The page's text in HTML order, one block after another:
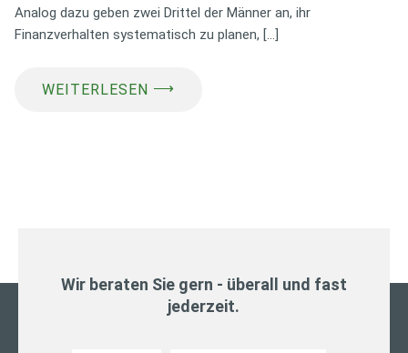
Analog dazu geben zwei Drittel der Männer an, ihr
Finanzverhalten systematisch zu planen, […]
WEITERLESEN ⟶
Wir beraten Sie gern - überall und fast
jederzeit.